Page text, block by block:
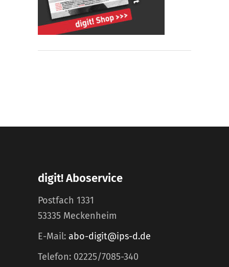
digit! Aboservice
Postfach 1331
53335 Meckenheim
E-Mail: abo-digit@ips-d.de
Telefon: 02225/7085-340